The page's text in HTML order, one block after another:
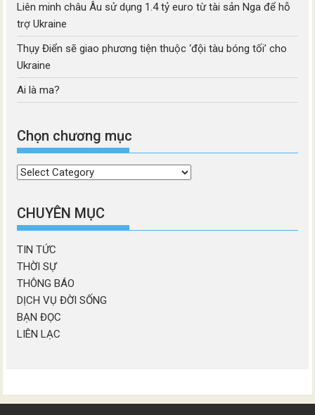
Liên minh châu Âu sử dụng 1.4 tỷ euro từ tài sản Nga để hỗ
trợ Ukraine
Thụy Điển sẽ giao phương tiện thuộc ‘đội tàu bóng tối’ cho
Ukraine
Ai là ma?
Chọn chương mục
Chọn
mục
CHUYÊN MỤC
TIN TỨC
THỜI SỰ
THÔNG BÁO
DỊCH VỤ ĐỜI SỐNG
BẠN ĐỌC
LIÊN LẠC